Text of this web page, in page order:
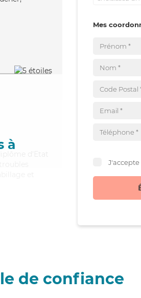
à
d'Etat
Mes
J'accepte
de confiance